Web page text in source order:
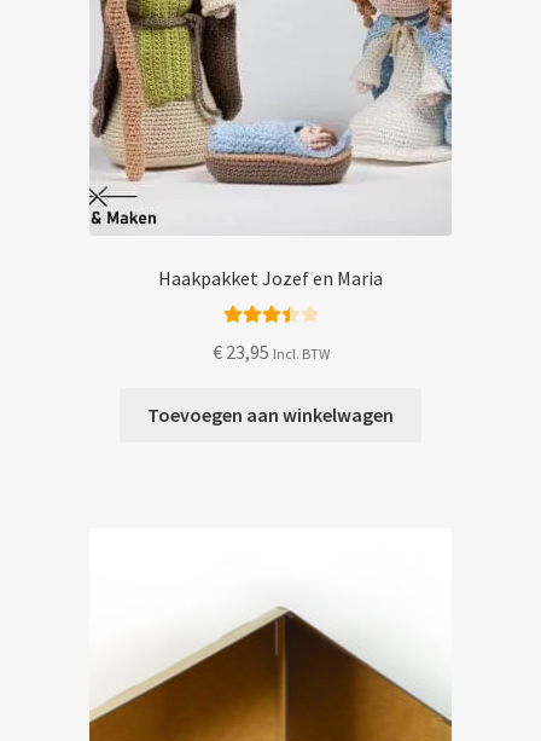
Haakpakket Jozef en Maria
eerd
€23,95 Incl. BTW
Toevoegen aan winkelwagen